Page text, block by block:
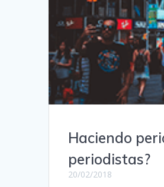
Haciendo
periodistas?
20/02/2018